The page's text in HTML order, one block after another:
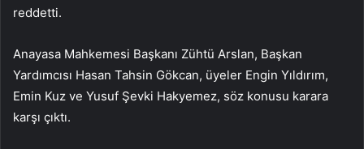
reddetti.
Anayasa Mahkemesi Başkanı Zühtü Arslan, Başkan
Yardımcısı Hasan Tahsin Gökcan, üyeler Engin Yıldırım,
Emin Kuz ve Yusuf Şevki Hakyemez, söz konusu karara
karşı çıktı.